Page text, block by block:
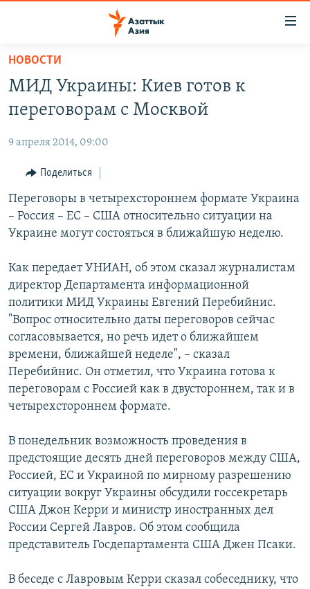
Вернуться
основному
содержанию
Вернутся
навигации
Вернутся
поиску
УЗБЕКИСТАН
ТАДЖИКИСТАН
НОВОСТИ
ВОЙНА В УКРАИНЕ
НА ДРУГИХ ЯЗЫКАХ
ҚАЗАҚША
КЫРГЫЗЧА
TÜRKMENÇE
НОВОСТИ
МИД Украины: Киев готов к
переговорам с Москвой
9 апреля 2014, 09:00
Поделиться
Переговоры в четырехстороннем формате Украина
– Россия – ЕС – США относительно ситуации на
Украине могут состояться в ближайшую неделю.
Как передает УНИАН, об этом сказал журналистам
директор Департамента информационной
политики МИД Украины Евгений Перебийнис.
"Вопрос относительно даты переговоров сейчас
согласовывается, но речь идет о ближайшем
времени, ближайшей неделе", – сказал
Перебийнис. Он отметил, что Украина готова к
переговорам с Россией как в двустороннем, так и в
четырехстороннем формате.
В понедельник возможность проведения в
предстоящие десять дней переговоров между США,
Россией, ЕС и Украиной по мирному разрешению
ситуации вокруг Украины обсудили госсекретарь
США Джон Керри и министр иностранных дел
России Сергей Лавров. Об этом сообщила
представитель Госдепартамента США Джен Псаки.
В беседе с Лавровым Керри сказал собеседнику, что